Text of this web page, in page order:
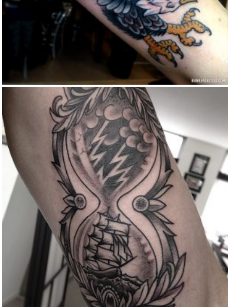
HOUR GLASS TATTOO
Black and gray Traditional